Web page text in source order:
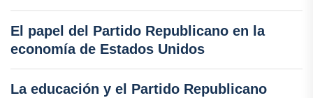
El papel del Partido Republicano en la
economía de Estados Unidos
La educación y el Partido Republicano